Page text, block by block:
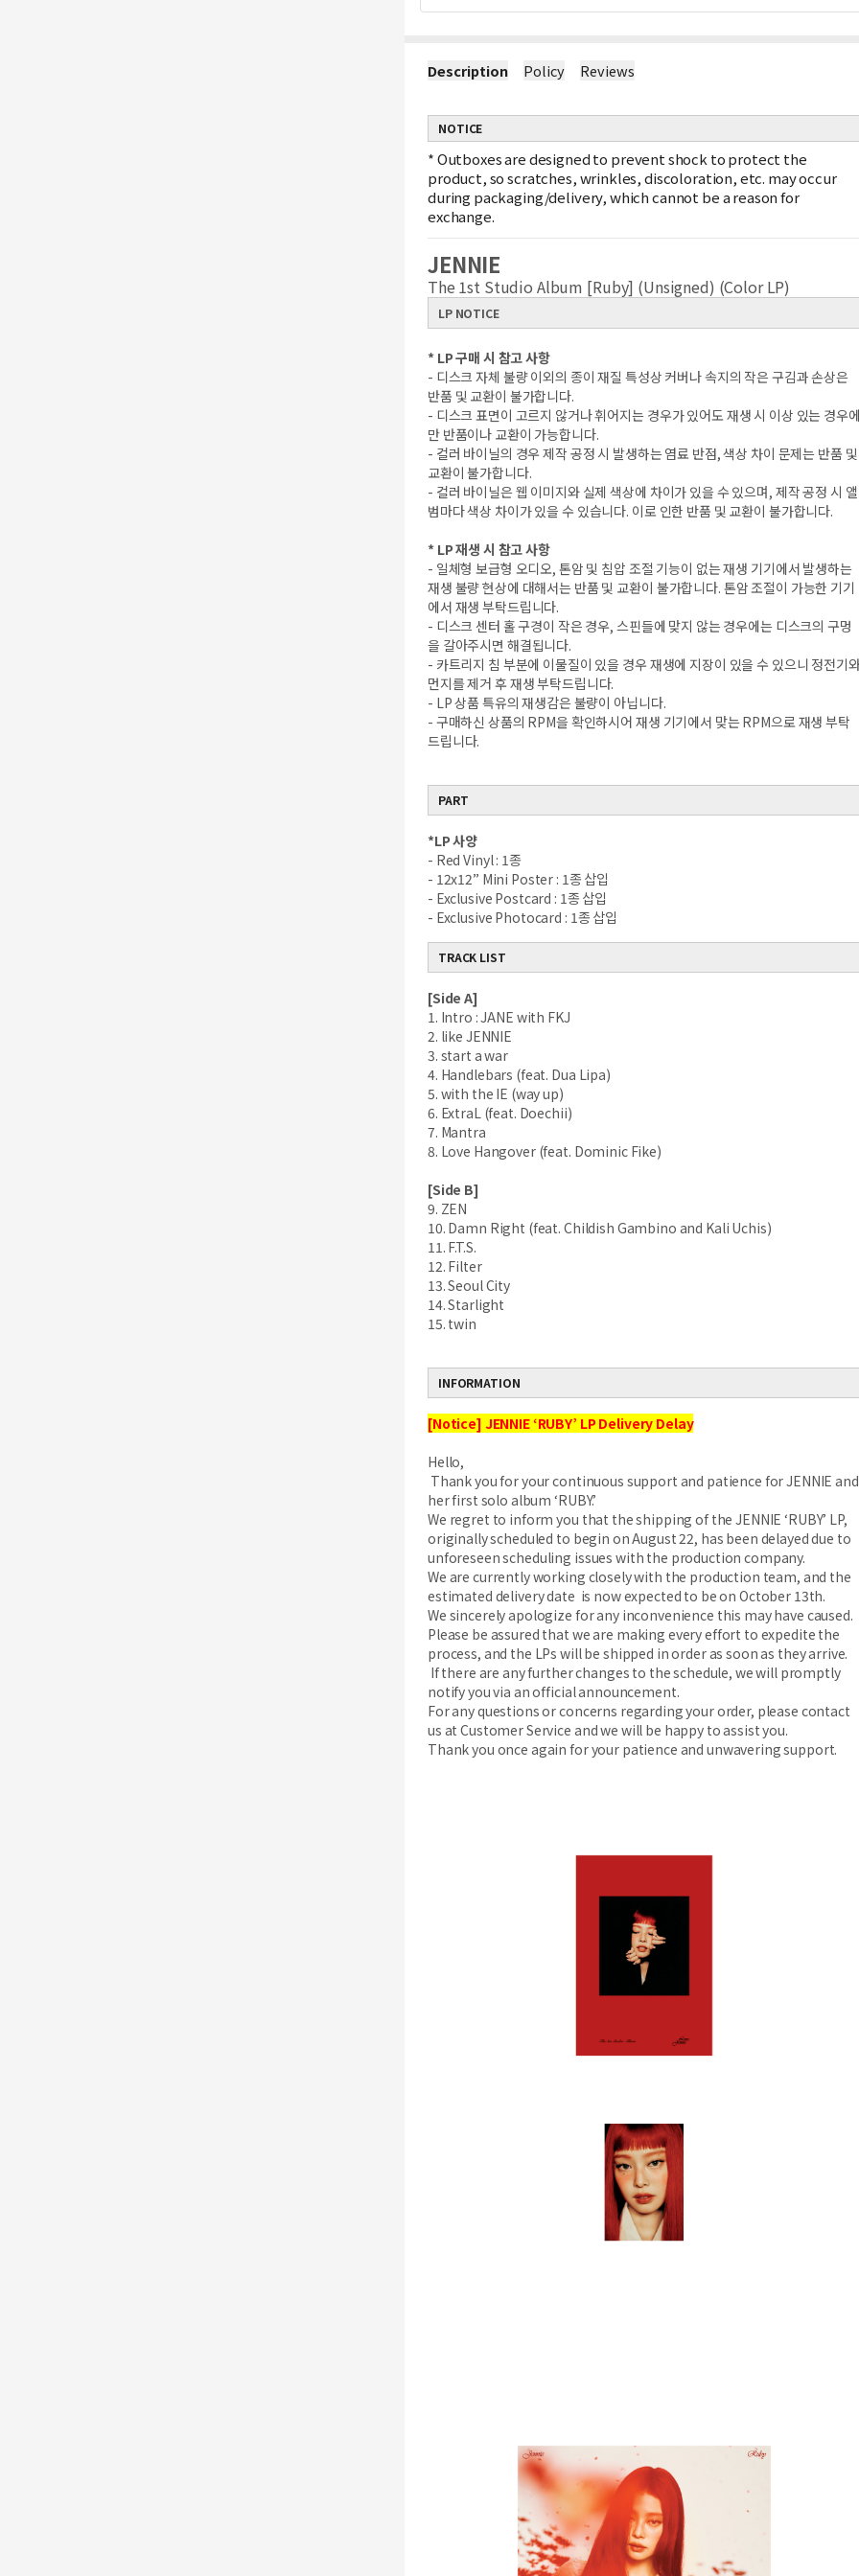
Description Policy Reviews
NOTICE
*Outboxes are designed to prevent shock to protect the
product, so scratches, wrinkles, discoloration, etc. may occur
during packaging/delivery, which cannot be a reason for
exchange.
JENNIE
The 1st Studio Album [Ruby] (Unsigned) (Color LP)
LP NOTICE
* LP 구매 시 참고 사항
- 디스크 자체 불량 이외의 종이 재질 특성상 커버나 속지의 작은 구김과 손상은
반품 및 교환이 불가합니다.
- 디스크 표면이 고르지 않거나 휘어지는 경우가 있어도 재생 시 이상 있는 경우
만 반품이나 교환이 가능합니다.
- 컬러 바이닐의 경우 제작 공정 시 발생하는 염료 반점, 색상 차이 문제는 반품 및
교환이 불가합니다.
- 컬러 바이닐은 웹 이미지와 실제 색상에 차이가 있을 수 있으며, 제작 공정 시 앨
범마다 색상 차이가 있을 수 있습니다. 이로 인한 반품 및 교환이 불가합니다.
* LP 재생 시 참고 사항
- 일체형 보급형 오디오, 톤암 및 침압 조절 기능이 없는 재생 기기에서 발생하는
재생 불량 현상에 대해서는 반품 및 교환이 불가합니다. 톤암 조절이 가능한 기기
에서 재생 부탁드립니다.
- 디스크 센터 홀 구경이 작은 경우, 스핀들에 맞지 않는 경우에는 디스크의 구멍
을 갈아주시면 해결됩니다.
- 카트리지 침 부분에 이물질이 있을 경우 재생에 지장이 있을 수 있으니 정전기
먼지를 제거 후 재생 부탁드립니다.
- LP 상품 특유의 재생감은 불량이 아닙니다.
- 구매하신 상품의 RPM을 확인하시어 재생 기기에서 맞는 RPM으로 재생 부탁
드립니다.
PART
*LP 사양
- Red Vinyl : 1종
- 12x12” Mini Poster : 1종 삽입
- Exclusive Postcard : 1종 삽입
- Exclusive Photocard : 1종 삽입
TRACK LIST
[Side A]
1. Intro : JANE with FKJ
2. like JENNIE
3. start a war
4. Handlebars (feat. Dua Lipa)
5. with the IE (way up)
6. ExtraL (feat. Doechii)
7. Mantra
8. Love Hangover (feat. Dominic Fike)
[Side B]
9. ZEN
10. Damn Right (feat. Childish Gambino and Kali Uchis)
11. F.T.S.
12. Filter
13. Seoul City
14. Starlight
15. twin
INFORMATION
[Notice] JENNIE ‘RUBY’ LP Delivery Delay
Hello,
Thank you for your continuous support and patience for JENNIE and
her first solo album ‘RUBY.’
We regret to inform you that the shipping of the JENNIE ‘RUBY’ LP,
originally scheduled to begin on August 22, has been delayed due to
unforeseen scheduling issues with the production company.
We are currently working closely with the production team, and the
estimated delivery date is now expected to be on October 13th.
We sincerely apologize for any inconvenience this may have caused.
Please be assured that we are making every effort to expedite the
process, and the LPs will be shipped in order as soon as they arrive.
If there are any further changes to the schedule, we will promptly
notify you via an official announcement.
For any questions or concerns regarding your order, please contact
us at Customer Service and we will be happy to assist you.
Thank you once again for your patience and unwavering support.